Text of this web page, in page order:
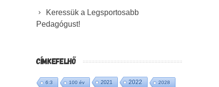
Keressük a Legsportosabb
Pedagógust!
CÍMKEFELHŐ
6:3 100 év 2021 2022 2028